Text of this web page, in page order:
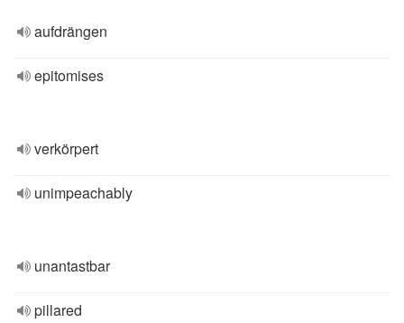
aufdrängen
epitomises
verkörpert
unimpeachably
unantastbar
pillared